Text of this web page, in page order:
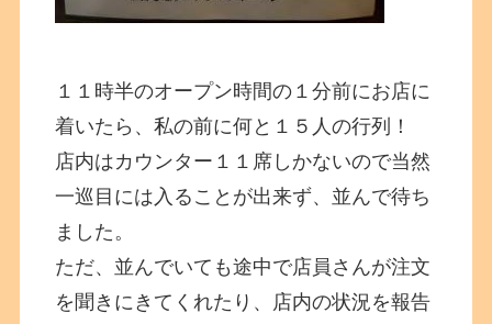
１１時半のオープン時間の１分前にお店に
着いたら、私の前に何と１５人の行列！
店内はカウンター１１席しかないので当然
一巡目には入ることが出来ず、並んで待ち
ました。
ただ、並んでいても途中で店員さんが注文
を聞きにきてくれたり、店内の状況を報告